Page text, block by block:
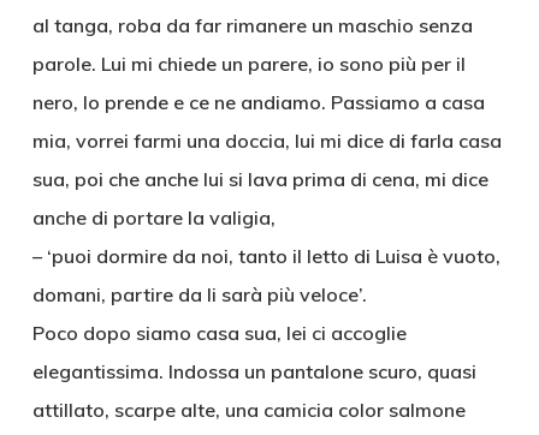
al tanga, roba da far rimanere un maschio senza
parole. Lui mi chiede un parere, io sono più per il
nero, lo prende e ce ne andiamo. Passiamo a casa
mia, vorrei farmi una doccia, lui mi dice di farla casa
sua, poi che anche lui si lava prima di cena, mi dice
anche di portare la valigia,
– ‘puoi dormire da noi, tanto il letto di Luisa è vuoto,
domani, partire da li sarà più veloce’.
Poco dopo siamo casa sua, lei ci accoglie
elegantissima. Indossa un pantalone scuro, quasi
attillato, scarpe alte, una camicia color salmone